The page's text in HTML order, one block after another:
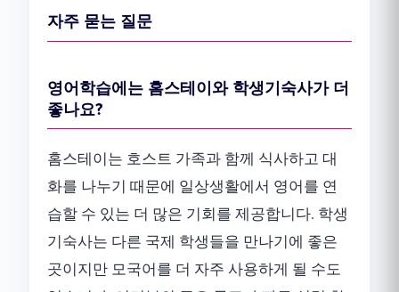
자주 묻는 질문
영어학습에는 홈스테이와 학생기숙사가 더
좋나요?
홈스테이는 호스트 가족과 함께 식사하고 대
화를 나누기 때문에 일상생활에서 영어를 연
습할 수 있는 더 많은 기회를 제공합니다. 학생
기숙사는 다른 국제 학생들을 만나기에 좋은
곳이지만 모국어를 더 자주 사용하게 될 수도